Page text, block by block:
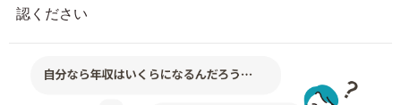
認ください